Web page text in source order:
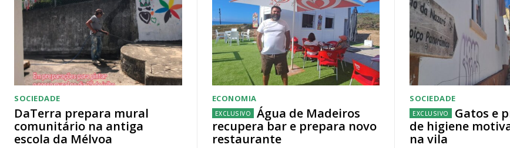
SOCIEDADE
DaTerra prepara mural
comunitário na antiga
escola da Mélvoa
ECONOMIA
Água de Madeiros
recupera bar e prepara novo
restaurante
SOCIEDADE
Gatos e
de higiene
na vila